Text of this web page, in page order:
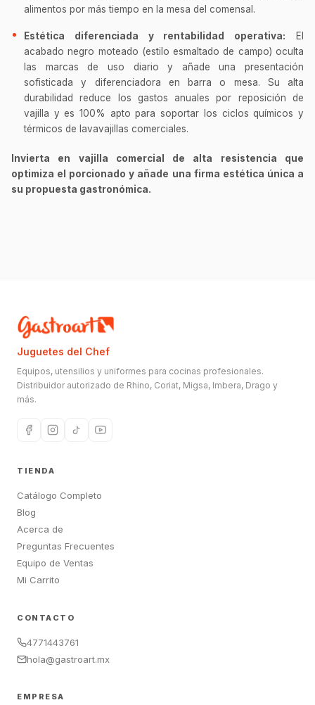
alimentos por más tiempo en la mesa del comensal.
Estética diferenciada y rentabilidad operativa: El
acabado negro moteado (estilo esmaltado de campo) oculta
las marcas de uso diario y añade una presentación
sofisticada y diferenciadora en barra o mesa. Su alta
durabilidad reduce los gastos anuales por reposición de
vajilla y es 100% apto para soportar los ciclos químicos y
térmicos de lavavajillas comerciales.
Invierta en vajilla comercial de alta resistencia que
optimiza el porcionado y añade una firma estética única a
su propuesta gastronómica.
Juguetes del Chef
Equipos, utensilios y uniformes para cocinas profesionales.
Distribuidor autorizado de Rhino, Coriat, Migsa, Imbera, Drago y
más.
TIENDA
Catálogo Completo
Blog
Acerca de
Preguntas Frecuentes
Equipo de Ventas
Mi Carrito
CONTACTO
4771443761
hola@gastroart.mx
EMPRESA